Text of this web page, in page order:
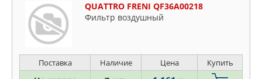
QUATTRO FRENI QF36A00218
Фильтр воздушный
Поставка Наличие Цена Купить